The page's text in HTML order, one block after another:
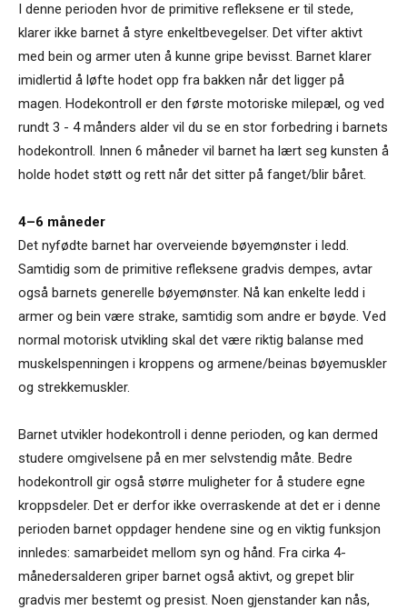
I denne perioden hvor de primitive refleksene er til stede,
klarer ikke barnet å styre enkeltbevegelser. Det vifter aktivt
med bein og armer uten å kunne gripe bevisst. Barnet klarer
imidlertid å løfte hodet opp fra bakken når det ligger på
magen. Hodekontroll er den første motoriske milepæl, og ved
rundt 3 - 4 månders alder vil du se en stor forbedring i barnets
hodekontroll. Innen 6 måneder vil barnet ha lært seg kunsten å
holde hodet støtt og rett når det sitter på fanget/blir båret.
4–6 måneder
Det nyfødte barnet har overveiende bøyemønster i ledd.
Samtidig som de primitive refleksene gradvis dempes, avtar
også barnets generelle bøyemønster. Nå kan enkelte ledd i
armer og bein være strake, samtidig som andre er bøyde. Ved
normal motorisk utvikling skal det være riktig balanse med
muskelspenningen i kroppens og armene/beinas bøyemuskler
og strekkemuskler.
Barnet utvikler hodekontroll i denne perioden, og kan dermed
studere omgivelsene på en mer selvstendig måte. Bedre
hodekontroll gir også større muligheter for å studere egne
kroppsdeler. Det er derfor ikke overraskende at det er i denne
perioden barnet oppdager hendene sine og en viktig funksjon
innledes: samarbeidet mellom syn og hånd. Fra cirka 4-
månedersalderen griper barnet også aktivt, og grepet blir
gradvis mer bestemt og presist. Noen gjenstander kan nås,